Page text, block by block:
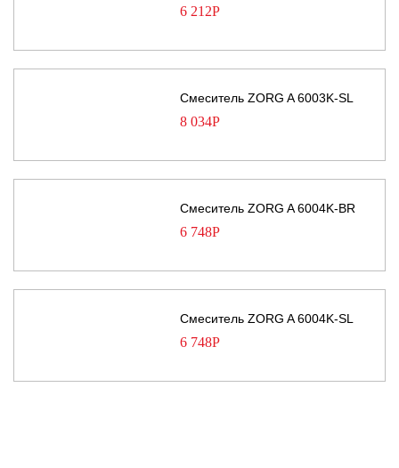
6 212Р
Смеситель ZORG A 6003K-SL
8 034Р
Смеситель ZORG A 6004K-BR
6 748Р
Смеситель ZORG A 6004K-SL
6 748Р